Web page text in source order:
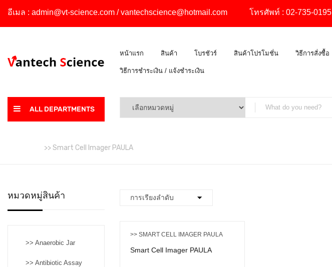
อีเมล : admin@vt-science.com /vantechscience@hotmail.com โทรศัพท์ : 02-735-0195
หน้าแรก สินค้า โบรชัวร์ สินค้าโปรโมชั่น วิธีการสั่งซื้อ
วิธีการชำระเงิน / แจ้งชำระเงิน
ALL DEPARTMENTS
>> Smart Cell Imager PAULA
หมวดหมู่สินค้า
>> Anaerobic Jar
>> Antibiotic Assay
>> SMART CELL IMAGER PAULA
Smart Cell Imager PAULA